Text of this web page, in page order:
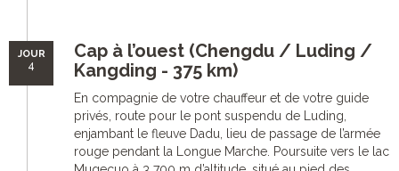
JOUR
4
Cap à l’ouest (Chengdu / Luding /
Kangding - 375 km)
En compagnie de votre chauffeur et de votre guide
privés, route pour le pont suspendu de Luding,
enjambant le fleuve Dadu, lieu de passage de l’armée
rouge pendant la Longue Marche. Poursuite vers le lac